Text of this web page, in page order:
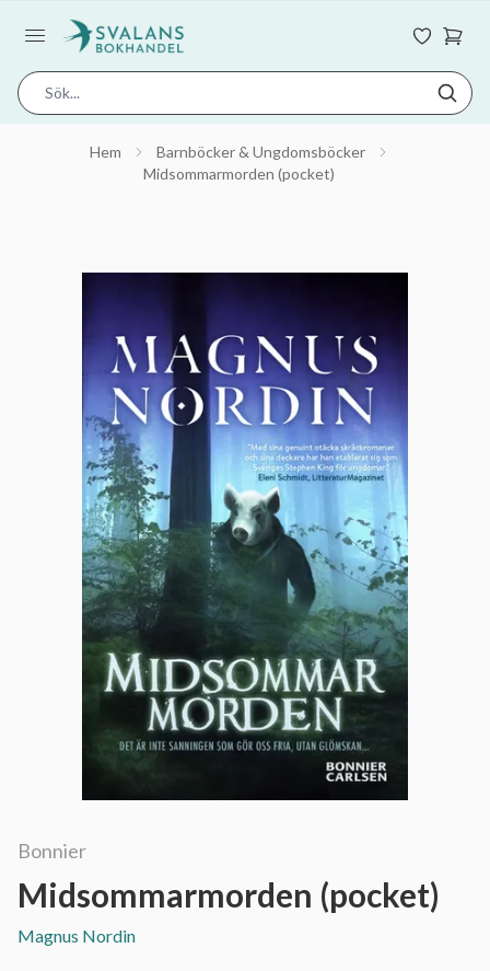
Hem
Barnböcker & Ungdomsböcker
Midsommarmorden (pocket)
Bonnier
Midsommarmorden (pocket)
Magnus Nordin